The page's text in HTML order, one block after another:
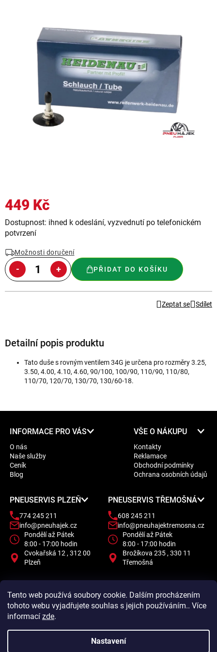
Tento web používá soubory cookie. Dalším procházením
tohoto webu vyjadřujete souhlas s jejich používáním.. Více
informací zde.
Nastavení
449 Kč
Měrná
cena:
Dostupnost: ihned k odeslání, vyzvednutí po telefonickém
potvrzení
Možnosti doručení
PŘIDAT DO KOŠÍKU
Zeptat se Sdílet
Detailní popis produktu
Tato duše s rovným ventilem 34G je určena pro rozměry 3.25,
3.50, 4.00, 4.10, 4.60, 90/100, 100/90, 110/90, 110/80,
110/70, 120/70, 130/70, 130/60-18.
INFORMACE PRO VÁS
O nás
Naše služby
Ceník
Blog
VŠE O NÁKUPU
Kontakty
Reklamace
Obchodní podmínky
Ochrana osobních údajů
PNEUSERVIS PLZEŇ
774 245 211
info@pneuhajek.cz
Pondělí až Pátek
8:00 - 17:00 hodin
Cvokařská 12 , 312 00
Plzeň
PNEUSERVIS TŘEMOŠNÁ
608 245 211
info@pneuhajektremosna.cz
Pondělí až Pátek
8:00 - 17:00 hodin
Brožíkova 235 , 330 11
Třemošná